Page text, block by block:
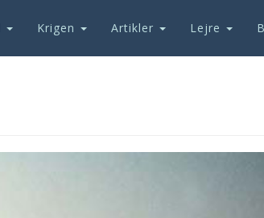
Krigen Artikler Lejre